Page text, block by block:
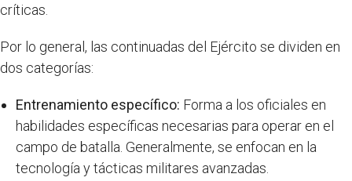
críticas.
Por lo general, las continuadas del Ejército se dividen en
dos categorías:
Entrenamiento específico: Forma a los oficiales en
habilidades específicas necesarias para operar en el
campo de batalla. Generalmente, se enfocan en la
tecnología y tácticas militares avanzadas.